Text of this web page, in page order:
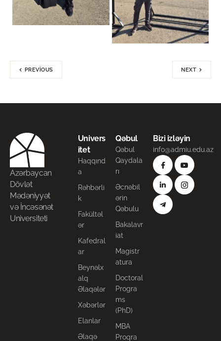
PREVIOUS NEXT
Azərbaycan
Dövlət
Mədəniyyət
və İncəsənət
Universiteti
Univers
itet
Haqqınd
a
Rəhbərli
k
Fakültəl
ər
Kafedral
ar
Beynəlx
alq
Əlaqələr
Xəbərlər
Elanlar
Əlaqə
Qəbul
Qəbul
Qaydala
rı
Əcnəbil
ərin
Qəbulu
Bakalavr
iat
Magistr
atura
Doctoral
Progra
ms
(PhD)
MBA
Proqra
Bizi izləyin
info@admiu.edu.az